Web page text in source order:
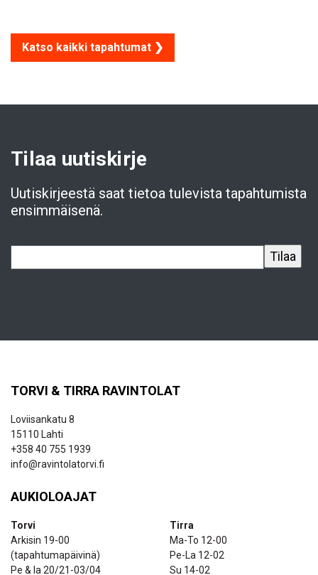
Katso kaikki tapahtumat ❯
Tilaa uutiskirje
Uutiskirjeestä saat tietoa tulevista tapahtumista
ensimmäisenä.
TORVI & TIRRA RAVINTOLAT
Loviisankatu 8
15110 Lahti
+358 40 755 1939
info@ravintolatorvi.fi
AUKIOLOAJAT
Torvi
Arkisin 19-00
(tapahtumapäivinä)
Pe & la 20/21-03/04
Tirra
Ma-To 12-00
Pe-La 12-02
Su 14-02